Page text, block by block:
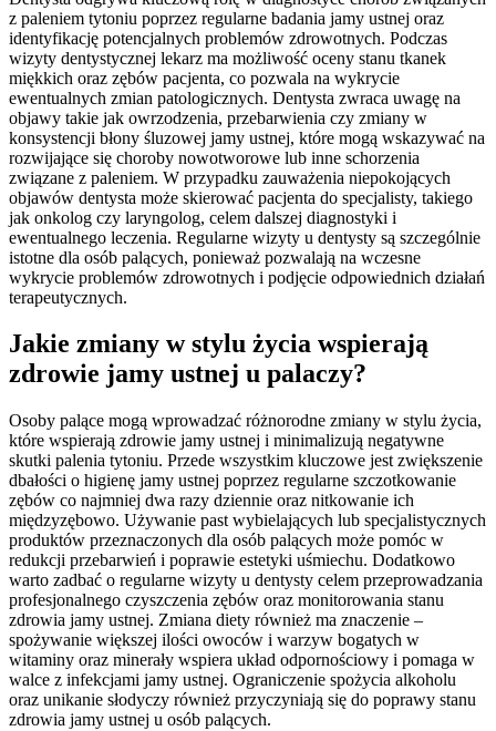
z paleniem tytoniu poprzez regularne badania jamy ustnej oraz
identyfikację potencjalnych problemów zdrowotnych. Podczas
wizyty dentystycznej lekarz ma możliwość oceny stanu tkanek
miękkich oraz zębów pacjenta, co pozwala na wykrycie
ewentualnych zmian patologicznych. Dentysta zwraca uwagę na
objawy takie jak owrzodzenia, przebarwienia czy zmiany w
konsystencji błony śluzowej jamy ustnej, które mogą wskazywać na
rozwijające się choroby nowotworowe lub inne schorzenia
związane z paleniem. W przypadku zauważenia niepokojących
objawów dentysta może skierować pacjenta do specjalisty, takiego
jak onkolog czy laryngolog, celem dalszej diagnostyki i
ewentualnego leczenia. Regularne wizyty u dentysty są szczególnie
istotne dla osób palących, ponieważ pozwalają na wczesne
wykrycie problemów zdrowotnych i podjęcie odpowiednich działań
terapeutycznych.
Jakie zmiany w stylu życia wspierają
zdrowie jamy ustnej u palaczy?
Osoby palące mogą wprowadzać różnorodne zmiany w stylu życia,
które wspierają zdrowie jamy ustnej i minimalizują negatywne
skutki palenia tytoniu. Przede wszystkim kluczowe jest zwiększenie
dbałości o higienę jamy ustnej poprzez regularne szczotkowanie
zębów co najmniej dwa razy dziennie oraz nitkowanie ich
międzyzębowo. Używanie past wybielających lub specjalistycznych
produktów przeznaczonych dla osób palących może pomóc w
redukcji przebarwień i poprawie estetyki uśmiechu. Dodatkowo
warto zadbać o regularne wizyty u dentysty celem przeprowadzania
profesjonalnego czyszczenia zębów oraz monitorowania stanu
zdrowia jamy ustnej. Zmiana diety również ma znaczenie –
spożywanie większej ilości owoców i warzyw bogatych w
witaminy oraz minerały wspiera układ odpornościowy i pomaga w
walce z infekcjami jamy ustnej. Ograniczenie spożycia alkoholu
oraz unikanie słodyczy również przyczyniają się do poprawy stanu
zdrowia jamy ustnej u osób palących.